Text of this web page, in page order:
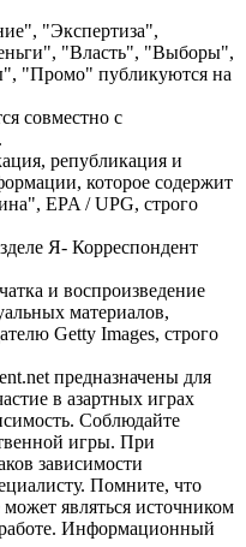
"Экспертиза",
"Власть", "Выборы",
"Промо" публикуются на
совместно с
републикация и
которое содержит
EPA / UPG, строго
Я- Корреспондент
и воспроизведение
материалов,
Getty Images, строго
предназначены для
в азартных играх
Соблюдайте
игры. При
зависимости
Помните, что
являться источником
Информационный